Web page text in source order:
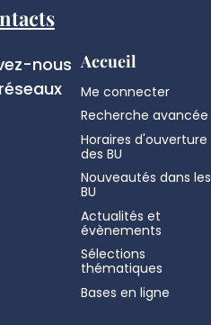
nous Accueil
Me connecter
Recherche avancée
Horaires d'ouverture
des BU
Nouveautés dans les
BU
Actualités et
évènements
Sélections
thématiques
Bases en ligne